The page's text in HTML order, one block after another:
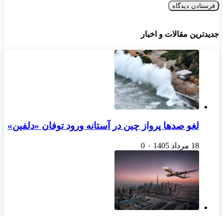
جدیدترین مقالات و اخبار
لغو صدها پرواز چین در آستانه ورود توفان «دلفین»
18 مرداد 1405 ۰ 0